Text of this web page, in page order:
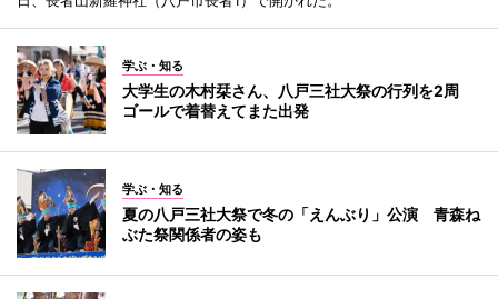
学ぶ・知る
大学生の木村栞さん、八戸三社大祭の行列を2周
ゴールで着替えてまた出発
学ぶ・知る
夏の八戸三社大祭で冬の「えんぶり」公演 青森ね
ぶた祭関係者の姿も